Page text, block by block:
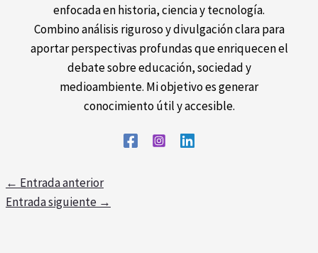
enfocada en historia, ciencia y tecnología.
Combino análisis riguroso y divulgación clara para
aportar perspectivas profundas que enriquecen el
debate sobre educación, sociedad y
medioambiente. Mi objetivo es generar
conocimiento útil y accesible.
← Entrada anterior
Entrada siguiente →